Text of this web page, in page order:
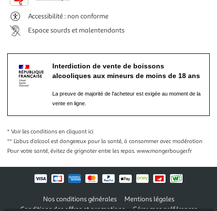
Accessibilité : non conforme
Espace sourds et malentendants
Interdiction de vente de boissons
alcooliques aux mineurs de moins de 18 ans
La preuve de majorité de l'acheteur est exigée au moment de la
vente en ligne.
* Voir les conditions en cliquant ici
** L’abus d’alcool est dangereux pour la santé, à consommer avec modération
Pour votre santé, évitez de grignoter entre les repas. www.mangerbouger.fr
Nos conditions générales
Mentions légales